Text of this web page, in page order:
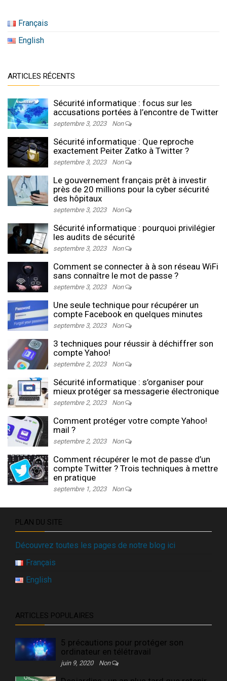
Français
English
ARTICLES RÉCENTS
Sécurité informatique : focus sur les
accusations portées à l’encontre de Twitter
septembre 3, 2023 Non
Sécurité informatique : Que reproche
exactement Peiter Zatko à Twitter ?
septembre 3, 2023 Non
Le gouvernement français prêt à investir
près de 20 millions pour la cyber sécurité
des hôpitaux
septembre 3, 2023 Non
Sécurité informatique : pourquoi privilégier
les audits de sécurité
septembre 3, 2023 Non
Comment se connecter à à son réseau WiFi
sans connaître le mot de passe ?
septembre 3, 2023 Non
Une seule technique pour récupérer un
compte Facebook en quelques minutes
septembre 3, 2023 Non
3 techniques pour réussir à déchiffrer son
compte Yahoo!
septembre 2, 2023 Non
Sécurité informatique : s’organiser pour
mieux protéger sa messagerie électronique
septembre 2, 2023 Non
Comment protéger votre compte Yahoo!
mail ?
septembre 2, 2023 Non
Comment récupérer le mot de passe d’un
compte Twitter ? Trois techniques à mettre
en pratique
septembre 1, 2023 Non
PLAN DU SITE
Découvrez toutes les pages de notre blog ici
Français
English
ARTICLES POPULAIRES
5 précautions pour protéger son
ordinateur en télétravail
juin 9, 2020 Non